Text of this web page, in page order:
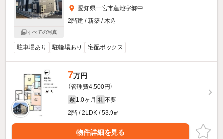
すべての写真
愛知県一宮市蓮池字郷中
2階建 / 新築 / 木造
駐車場あり 駐輪場あり 宅配ボックス
7万円
（管理費4,500円）
敷 1.0ヶ月 礼 不要
2階 / 2LDK / 53.9㎡
物件詳細を見る